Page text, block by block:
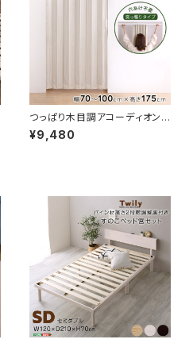
つっぱり木目調アコーディオンド
ア 100×175cm SH-16-TA
D
¥9,480